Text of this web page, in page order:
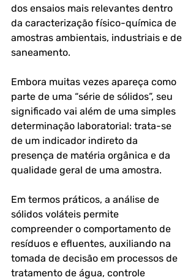
dos ensaios mais relevantes dentro
da caracterização físico-química de
amostras ambientais, industriais e de
saneamento.
Embora muitas vezes apareça como
parte de uma “série de sólidos”, seu
significado vai além de uma simples
determinação laboratorial: trata-se
de um indicador indireto da
presença de matéria orgânica e da
qualidade geral de uma amostra.
Em termos práticos, a análise de
sólidos voláteis permite
compreender o comportamento de
resíduos e efluentes, auxiliando na
tomada de decisão em processos de
tratamento de água, controle